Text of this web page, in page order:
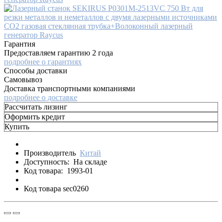
Гарантия
Предоставляем гарантию 2 года
подробнее о гарантиях
Способы доставки
Самовывоз
Доставка транспортными компаниями
подробнее о доставке
Рассчитать лизинг
Оформить кредит
Купить
Производитель Китай
Доступность: На складе
Код товара: 1993-01
Код товара sec0260